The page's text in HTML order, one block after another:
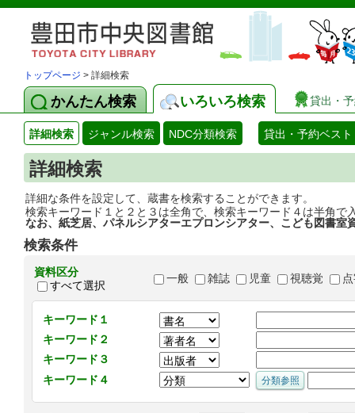
トップページ > 詳細検索
かんたん検索 いろいろ検索 貸出・
詳細検索 ジャンル検索 NDC分類検索 貸出・予約ベスト
詳細検索
詳細な条件を設定して、蔵書を検索することができます。
検索キーワード１と２と３は全角で、検索キーワード４は半角で
なお、紙芝居、パネルシアターエプロンシアター、こども図書室
検索条件
資料区分
すべて選択
一般 雑誌 児童 視聴覚
キーワード１
キーワード２
キーワード３
キーワード４